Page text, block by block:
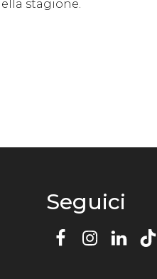
stagione.
Seguici